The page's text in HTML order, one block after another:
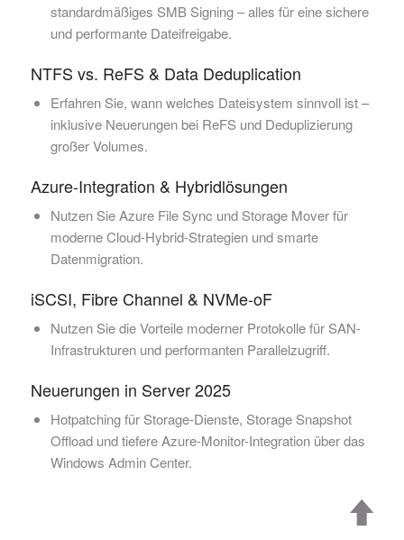
standardmäßiges SMB Signing – alles für eine sichere
und performante Dateifreigabe.
NTFS vs. ReFS & Data Deduplication
Erfahren Sie, wann welches Dateisystem sinnvoll ist –
inklusive Neuerungen bei ReFS und Deduplizierung
großer Volumes.
Azure-Integration & Hybridlösungen
Nutzen Sie Azure File Sync und Storage Mover für
moderne Cloud-Hybrid-Strategien und smarte
Datenmigration.
iSCSI, Fibre Channel & NVMe-oF
Nutzen Sie die Vorteile moderner Protokolle für SAN-
Infrastrukturen und performanten Parallelzugriff.
Neuerungen in Server 2025
Hotpatching für Storage-Dienste, Storage Snapshot
Offload und tiefere Azure-Monitor-Integration über das
Windows Admin Center.